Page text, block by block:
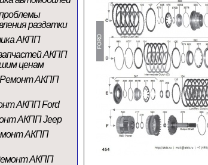
раздатки
АКПП
АКПП
ценам
Ремонт АКПП
АКПП Ford
АКПП Jeep
АКПП
АКПП